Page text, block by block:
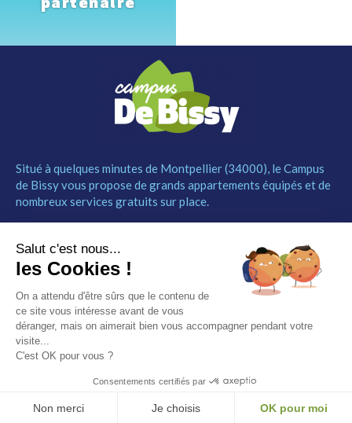
partenaire
Situé à quelques minutes de Montpellier (34000), le Campus
de Bissy vous propose de grands appartements équipés et de
nombreux services gratuits sur place.
Le Campus
Les studios
Les services
Comment réserver
Contact
Partenaires
Mentions légales
contact@campusdebissy34.com
Route de Ganges 34980
Saint-Clément-de-Rivière
© Campus de Bissy –Mentions légales – byEtincelle
Salut c'est nous...
les Cookies !
On a attendu d'être sûrs que le contenu de
ce site vous intéresse avant de vous
déranger, mais on aimerait bien vous accompagner pendant votre
visite...
C'est OK pour vous ?
Consentements certifiés par
Non merci Je choisis OK pour moi